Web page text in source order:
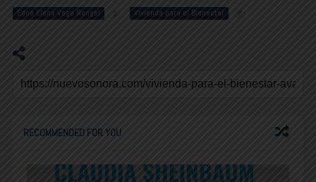
Edna Elena Vega Rangel 2 Vivienda para el Bienestar 7
RECOMMENDED FOR YOU